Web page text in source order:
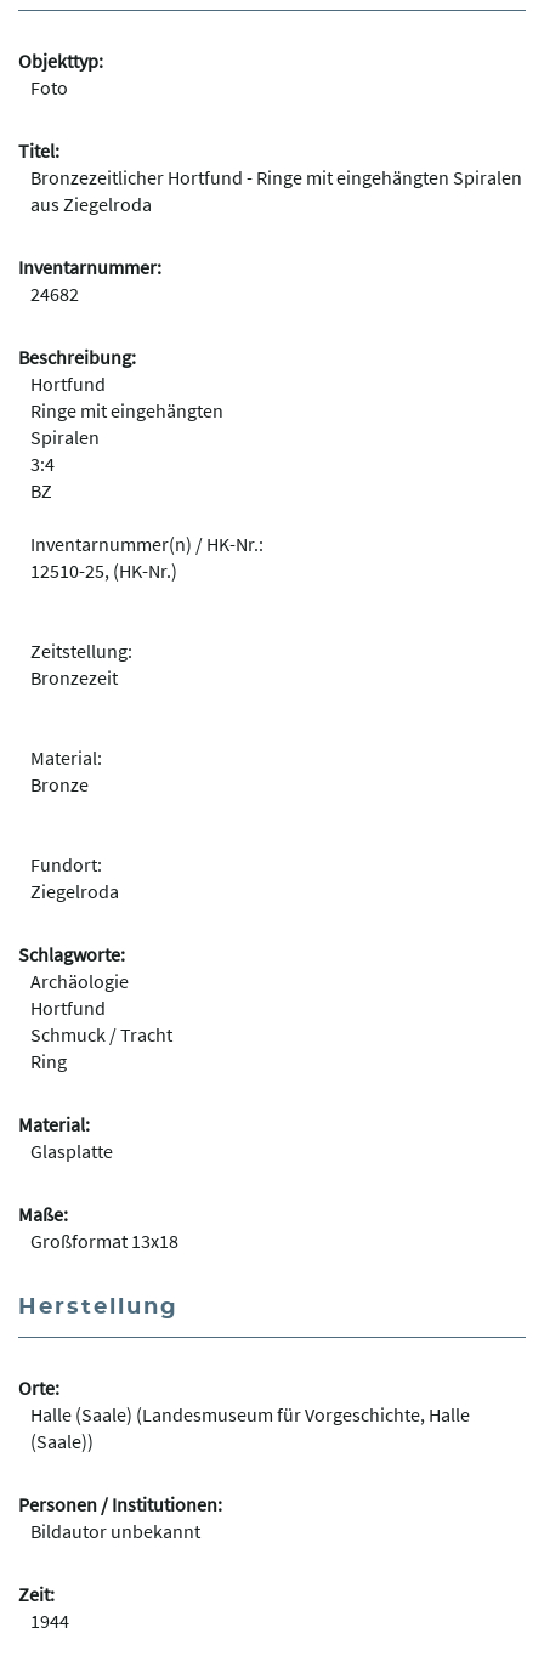
Objekttyp:
Foto
Titel:
Bronzezeitlicher Hortfund - Ringe mit eingehängten Spiralen
aus Ziegelroda
Inventarnummer:
24682
Beschreibung:
Hortfund
Ringe mit eingehängten
Spiralen
3:4
BZ
Inventarnummer(n) / HK-Nr.:
12510-25, (HK-Nr.)
Zeitstellung:
Bronzezeit
Material:
Bronze
Fundort:
Ziegelroda
Schlagworte:
Archäologie
Hortfund
Schmuck / Tracht
Ring
Material:
Glasplatte
Maße:
Großformat 13x18
Herstellung
Orte:
Halle (Saale) (Landesmuseum für Vorgeschichte, Halle
(Saale))
Personen / Institutionen:
Bildautor unbekannt
Zeit:
1944